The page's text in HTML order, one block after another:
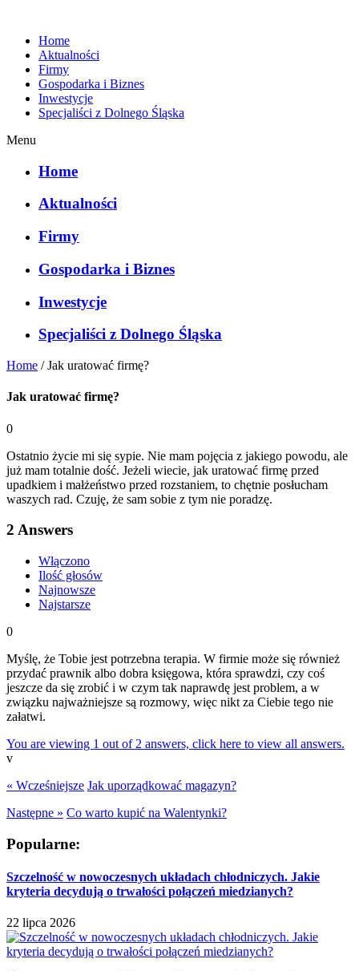
Home
Aktualności
Firmy
Gospodarka i Biznes
Inwestycje
Specjaliści z Dolnego Śląska
Menu
Home
Aktualności
Firmy
Gospodarka i Biznes
Inwestycje
Specjaliści z Dolnego Śląska
Home /Jak uratować firmę?
Jak uratować firmę?
0
Ostatnio życie mi się sypie. Nie mam pojęcia z jakiego powodu, ale
już mam totalnie dość. Jeżeli wiecie, jak uratować firmę przed
upadkiem i małżeństwo przed rozstaniem, to chętnie posłucham
waszych rad. Czuję, że sam sobie z tym nie poradzę.
2 Answers
Włączono
Ilość głosów
Najnowsze
Najstarsze
0
Myślę, że Tobie jest potrzebna terapia. W firmie może się również
przydać prawnik albo dobra księgowa, która sprawdzi, czy coś
jeszcze da się zrobić i w czym tak naprawdę jest problem, a w
związku najważniejsze są rozmowy, więc nikt za Ciebie tego nie
załatwi.
You are viewing 1 out of 2 answers, click here to view all answers.
v
« Wcześniejsze Jak uporządkować magazyn?
Następne » Co warto kupić na Walentynki?
Popularne:
Szczelność w nowoczesnych układach chłodniczych. Jakie
kryteria decydują o trwałości połączeń miedzianych?
22 lipca 2026